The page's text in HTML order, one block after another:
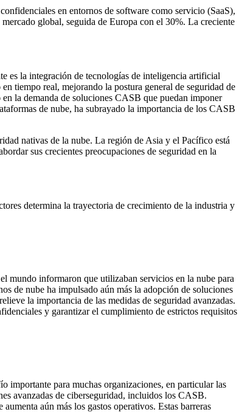
en entornos de software como servicio (SaaS),
global, seguida de Europa con el 30%. La creciente
es la integración de tecnologías de inteligencia artificial
tiempo real, mejorando la postura general de seguridad de
la demanda de soluciones CASB que puedan imponer
de nube, ha subrayado la importancia de los CASB
nativas de la nube. La región de Asia y el Pacífico está
sus crecientes preocupaciones de seguridad en la
determina la trayectoria de crecimiento de la industria y
mundo informaron que utilizaban servicios en la nube para
de nube ha impulsado aún más la adopción de soluciones
la importancia de las medidas de seguridad avanzadas.
y garantizar el cumplimiento de estrictos requisitos
importante para muchas organizaciones, en particular las
avanzadas de ciberseguridad, incluidos los CASB.
aún más los gastos operativos. Estas barreras